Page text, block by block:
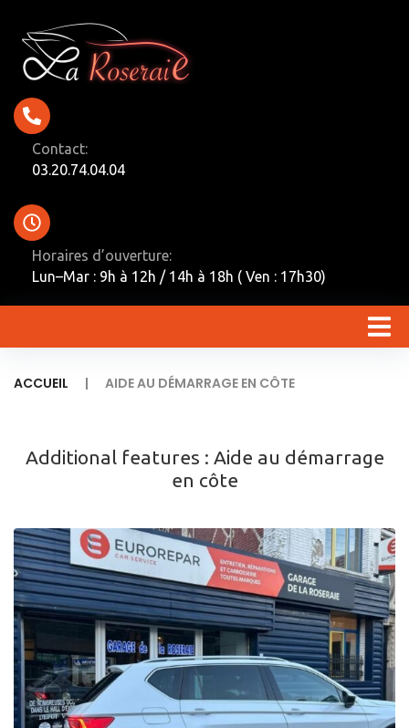
Contact:
03.20.74.04.04
Horaires d’ouverture:
Lun–Mar : 9h à 12h / 14h à 18h ( Ven : 17h30)
ACCUEIL | AIDE AU DÉMARRAGE EN CÔTE
Additional features : Aide au démarrage
en côte